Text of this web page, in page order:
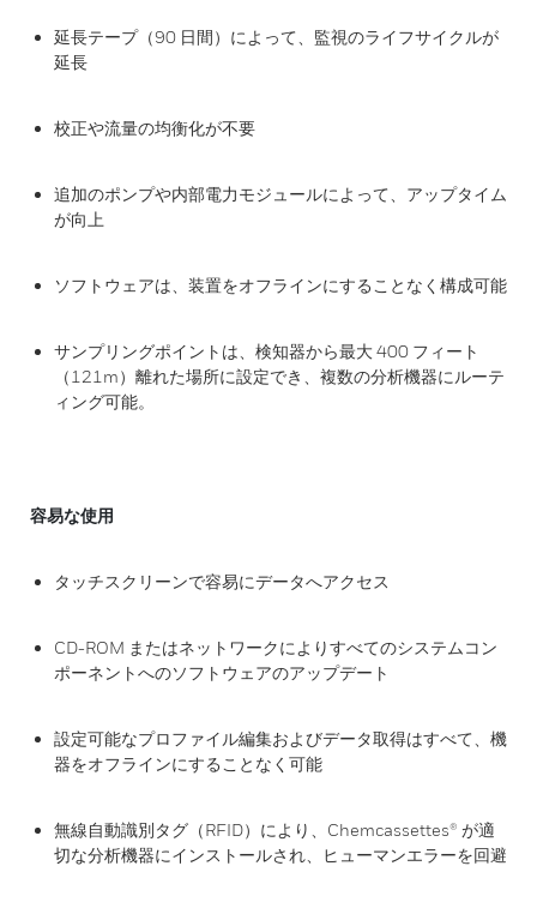
延長テープ（90 日間）によって、監視のライフサイクルが
延長
校正や流量の均衡化が不要
追加のポンプや内部電力モジュールによって、アップタイム
が向上
ソフトウェアは、装置をオフラインにすることなく構成可能
サンプリングポイントは、検知器から最大 400 フィート
（121m）離れた場所に設定でき、複数の分析機器にルーテ
ィング可能。
容易な使用
タッチスクリーンで容易にデータへアクセス
CD-ROM またはネットワークによりすべてのシステムコン
ポーネントへのソフトウェアのアップデート
設定可能なプロファイル編集およびデータ取得はすべて、機
器をオフラインにすることなく可能
無線自動識別タグ（RFID）により、Chemcassettes® が適
切な分析機器にインストールされ、ヒューマンエラーを回避